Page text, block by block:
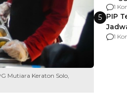
Mutiara Keraton Solo,
Usai
1
5 PIP
agar
1